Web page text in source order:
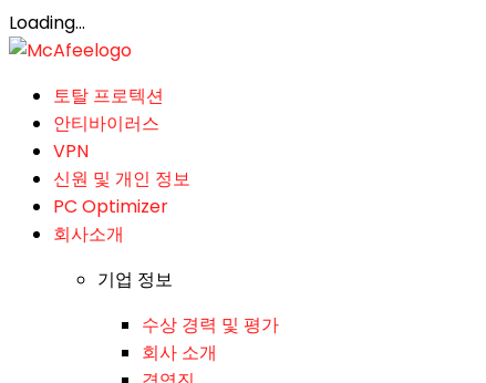
Loading...
토탈 프로텍션
안티바이러스
VPN
신원 및 개인 정보
PC Optimizer
회사소개
기업 정보
수상 경력 및 평가
회사 소개